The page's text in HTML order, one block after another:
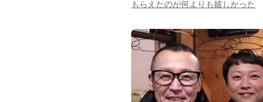
もらえたのが何よりも嬉しかった